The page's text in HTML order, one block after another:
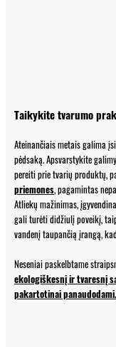
Taikykite tvarumo
Ateinančiais metais galima
pėdsaką. Apsvarstykite
pereiti prie tvarių produktų,
priemones, pagamintas
Atliekų mažinimas,
gali turėti didžiulį poveikį,
vandenį taupančią įrangą,
Neseniai paskelbtame
ekologiškesnį ir tvaresnį
pakartotinai panaudodami.